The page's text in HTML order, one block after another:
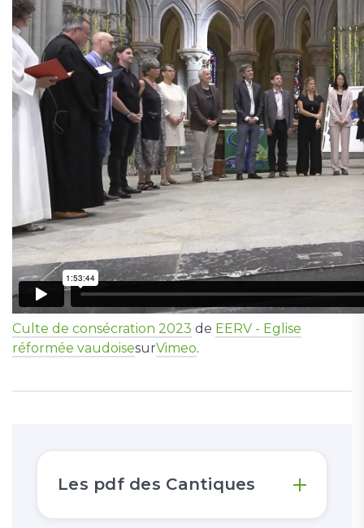
Culte de consécration 2023 de EERV - Eglise
réformée vaudoisesurVimeo.
Les pdf des Cantiques